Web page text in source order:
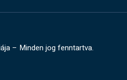
– Minden jog fenntartva.